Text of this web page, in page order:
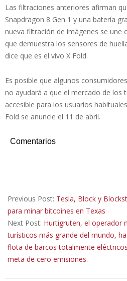
Las filtraciones anteriores afirman
Snapdragon 8 Gen 1 y una batería
nueva filtración de imágenes se une
que demuestra los sensores de
dice que es el vivo X Fold.
Es posible que algunos
no ayudará a que el mercado de los
accesible para los usuarios
Fold se anuncie el 11 de abril.
Comentarios
04-
12
Previous Post: Tesla, Block y
para minar bitcoines en Texas
Next Post: Hurtigruten, el operador
turísticos más grande del mundo,
flota de barcos totalmente
meta de cero emisiones.